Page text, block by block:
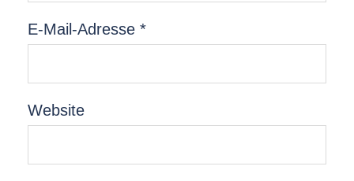
E-Mail-Adresse *
Website